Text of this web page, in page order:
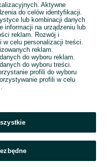
się
Aktywne
do celów identyfikacji.
lub kombinacji danych
informacji na urządzeniu lub
reklam. Rozwój i
w celu personalizacji treści.
reklam.
do wyboru reklam.
do wyboru treści.
profili do wyboru
profili w celu